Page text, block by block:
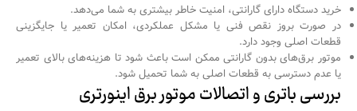
خرید دستگاه دارای گارانتی، امنیت خاطر بیشتری به شما می‌دهد.
در صورت بروز نقص فنی یا مشکل عملکردی، امکان تعمیر یا جایگزینی
قطعات اصلی وجود دارد.
موتور برق‌های بدون گارانتی ممکن است باعث شود تا هزینه‌های بالای تعمیر
یا عدم دسترسی به قطعات اصلی به شما تحمیل شود.
بررسی باتری و اتصالات موتور برق اینورتری